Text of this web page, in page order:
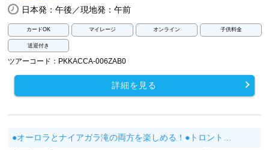
日本発：午後／現地発：午前
カードOK マイレージ オンライン 子供料金
送迎付き
ツアーコード：PKKACCA-006ZAB0
詳細を見る
●オーロラとナイアガラ滝の両方を楽しめる！●トロント…